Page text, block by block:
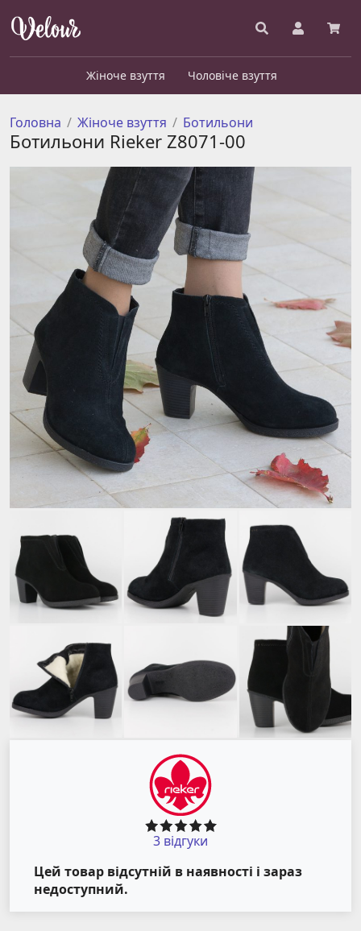
Жіноче взуття Чоловіче взуття
Головна Жіноче взуття Ботильони
Ботильони Rieker Z8071-00
3 відгуки
Цей товар відсутній в наявності і зараз
недоступний.